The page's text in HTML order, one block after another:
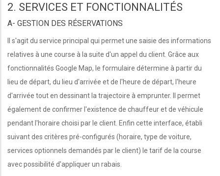
2. SERVICES ET FONCTIONNALITÉS
A- GESTION DES RÉSERVATIONS
Il s'agit du service principal qui permet une saisie des informations
relatives à une course à la suite d'un appel du client. Grâce aux
fonctionnalités Google Map, le formulaire détermine à partir du
lieu de départ, du lieu d'arrivée et de l'heure de départ, l'heure
d'arrivée tout en dessinant la trajectoire à emprunter. Il permet
également de confirmer l'existence de chauffeur et de véhicule
pendant l'horaire choisi par le client. Enfin cette interface, établi
suivant des critères pré-configurés (horaire, type de voiture,
services optionnels demandés par le client) le tarif de la course
avec possibilité d'appliquer un rabais.